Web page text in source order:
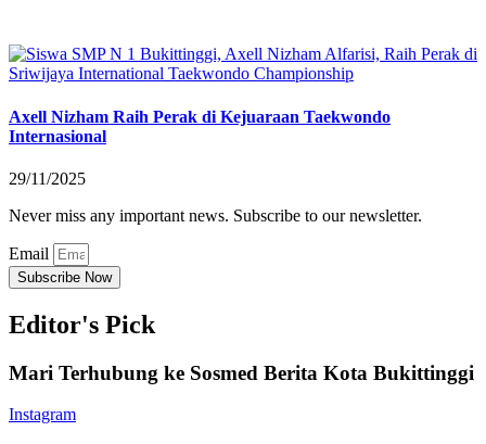
Axell Nizham Raih Perak di Kejuaraan Taekwondo
Internasional
29/11/2025
Never miss any important news. Subscribe to our newsletter.
Email
Subscribe Now
Editor's Pick
Mari Terhubung ke Sosmed Berita Kota Bukittinggi
Instagram